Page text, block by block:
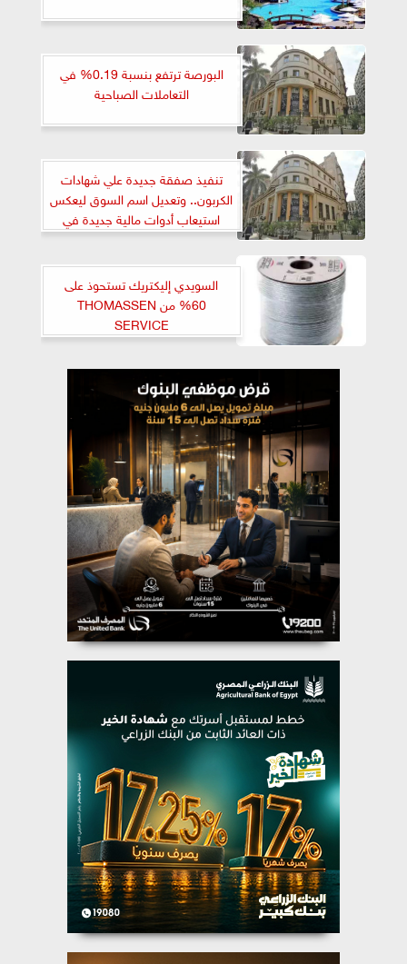
البورصة ترتفع بنسبة 0.19% في
التعاملات الصباحية
تنفيذ صفقة جديدة علي شهادات
الكربون.. وتعديل اسم السوق ليعكس
استيعاب أدوات مالية جديدة في
مجال الاستدامة
السويدي إليكتريك تستحوذ على
60% من THOMASSEN
SERVICE